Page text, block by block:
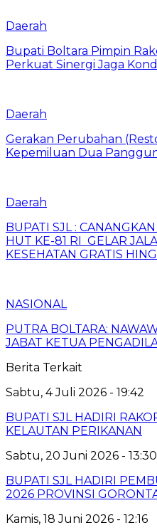
Daerah
Bupati Boltara Pimpin
Perkuat Sinergi Jaga
Daerah
Gerakan Perubahan
Kepemiluan Dua
Daerah
BUPATI SJL :
HUT KE-81 RI GELAR
KESEHATAN GRATIS
NASIONAL
PUTRA BOLTARA:
JABAT KETUA
Berita Terkait
Sabtu, 4 Juli 2026 - 19:42
BUPATI SJL HADIRI
KELAUTAN PERIKANAN
Sabtu, 20 Juni 2026 - 13:30
BUPATI SJL HADIRI
2026 PROVINSI
Kamis, 18 Juni 2026 - 12:16